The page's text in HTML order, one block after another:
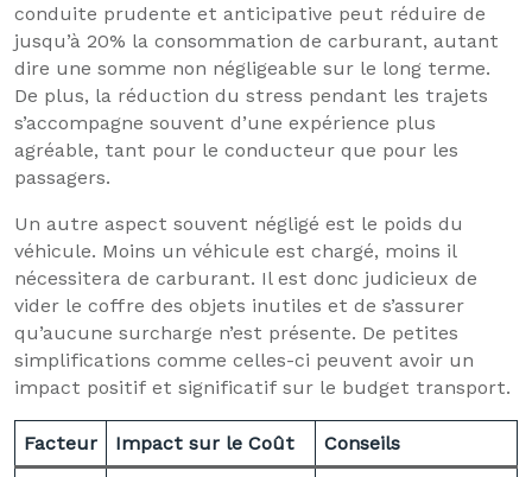
conduite prudente et anticipative peut réduire de
jusqu’à 20% la consommation de carburant, autant
dire une somme non négligeable sur le long terme.
De plus, la réduction du stress pendant les trajets
s’accompagne souvent d’une expérience plus
agréable, tant pour le conducteur que pour les
passagers.
Un autre aspect souvent négligé est le poids du
véhicule. Moins un véhicule est chargé, moins il
nécessitera de carburant. Il est donc judicieux de
vider le coffre des objets inutiles et de s’assurer
qu’aucune surcharge n’est présente. De petites
simplifications comme celles-ci peuvent avoir un
impact positif et significatif sur le budget transport.
Facteur Impact sur le Coût Conseils